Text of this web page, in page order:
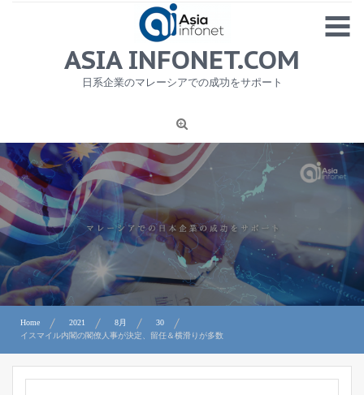
MENU
1
ニュース
労務サービス
プライバシーポリシー及び著作権について
お問合せ
ASIA INFONET.COM
日系企業のマレーシアでの成功をサポート
Home 2021 8月
30
イスマイル内閣の閣僚人事が決定、留任＆横滑りが多数